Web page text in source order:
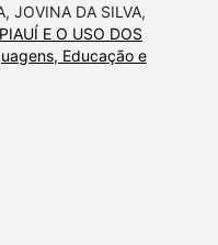
JOVINA DA SILVA,
E O USO DOS
Educação e